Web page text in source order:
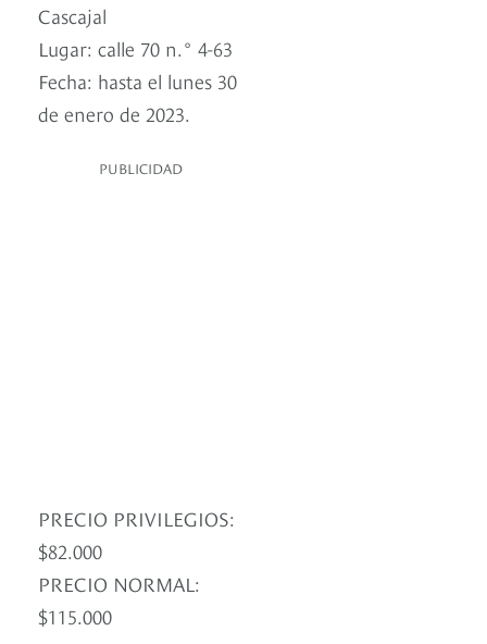
Cascajal
Lugar: calle 70 n.° 4-63
Fecha: hasta el lunes 30
de enero de 2023.
PUBLICIDAD
PRECIO PRIVILEGIOS:
$82.000
PRECIO NORMAL:
$115.000